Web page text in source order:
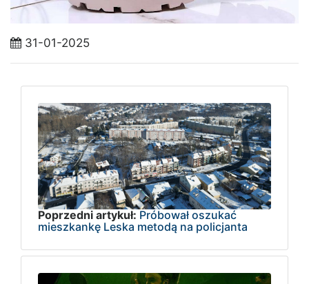
31-01-2025
Poprzedni artykuł: Próbował oszukać
mieszkankę Leska metodą na policjanta